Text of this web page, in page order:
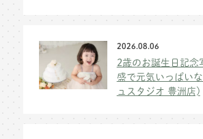
2026.08.06
2歳のお誕生日記念
盛で元気いっぱい
ュスタジオ 豊洲店)